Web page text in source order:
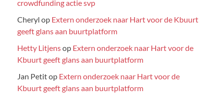
crowdfunding actie svp
Cheryl op Extern onderzoek naar Hart voor de Kbuurt
geeft glans aan buurtplatform
Hetty Litjensop Extern onderzoek naar Hart voor de
Kbuurt geeft glans aan buurtplatform
Jan Petitop Extern onderzoek naar Hart voor de
Kbuurt geeft glans aan buurtplatform